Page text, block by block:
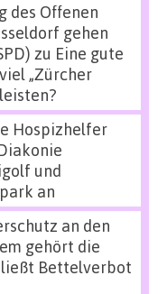
des Offenen
gehen
zu Eine gute
„Zürcher
Hospizhelfer
und
an
an den
gehört die
Bettelverbot